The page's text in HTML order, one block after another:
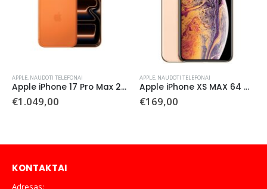
APPLE, NAUDOTI TELEFONAI
Apple iPhone 17 Pro Max 256 GB (Naudotas)
€1.049,00
APPLE, NAUDOTI TELEFONAI
Apple iPhone XS MAX 64 GB (naudotas)
€169,00
KONTAKTAI
Adresas: